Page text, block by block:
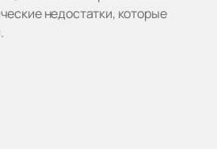
недостатки, которые